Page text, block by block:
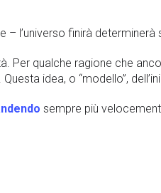
l’universo finirà
Per qualche ragione che
idea, o “modello”,
sempre più